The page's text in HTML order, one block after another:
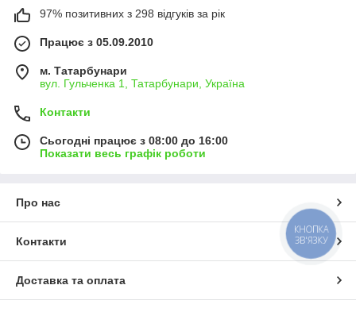
97% позитивних з 298 відгуків за рік
Працює з 05.09.2010
м. Татарбунари
вул. Гульченка 1, Татарбунари, Україна
Контакти
Сьогодні працює з 08:00 до 16:00
Показати весь графік роботи
Про нас
Контакти
Доставка та оплата
КНОПКА
ЗВ'ЯЗКУ